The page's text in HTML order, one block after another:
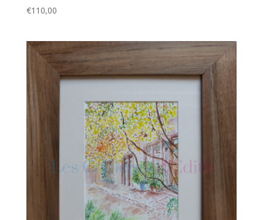
€110,00